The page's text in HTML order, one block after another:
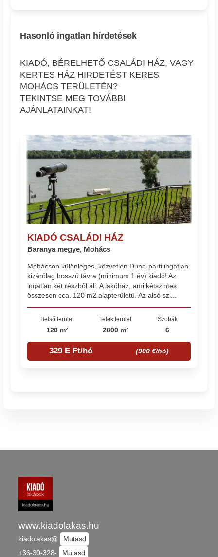
Hasonló ingatlan hírdetések
KIADÓ, BÉRELHETŐ CSALÁDI HÁZ, VAGY
KERTES HÁZ HIRDETÉST KERES
MOHÁCS TERÜLETÉN?
TEKINTSE MEG TOVÁBBI
AJÁNLATAINKAT!
KIADÓ CSALÁDI HÁZ
Baranya megye, Mohács
Mohácson különleges, közvetlen Duna-parti ingatlan
kizárólag hosszú távra (minimum 1 év) kiadó! Az
ingatlan két részből áll. A lakóház, ami kétszintes
összesen cca. 120 m2 alapterületű. Az alsó szi...
Belső terület
120 m²
Telek terület
2800 m²
Szobák
6
329 E Ft/hó (900 €/hó)
www.kiadolakas.hu
kiadolakas@
Mutasd
+36-30-328-
Mutasd